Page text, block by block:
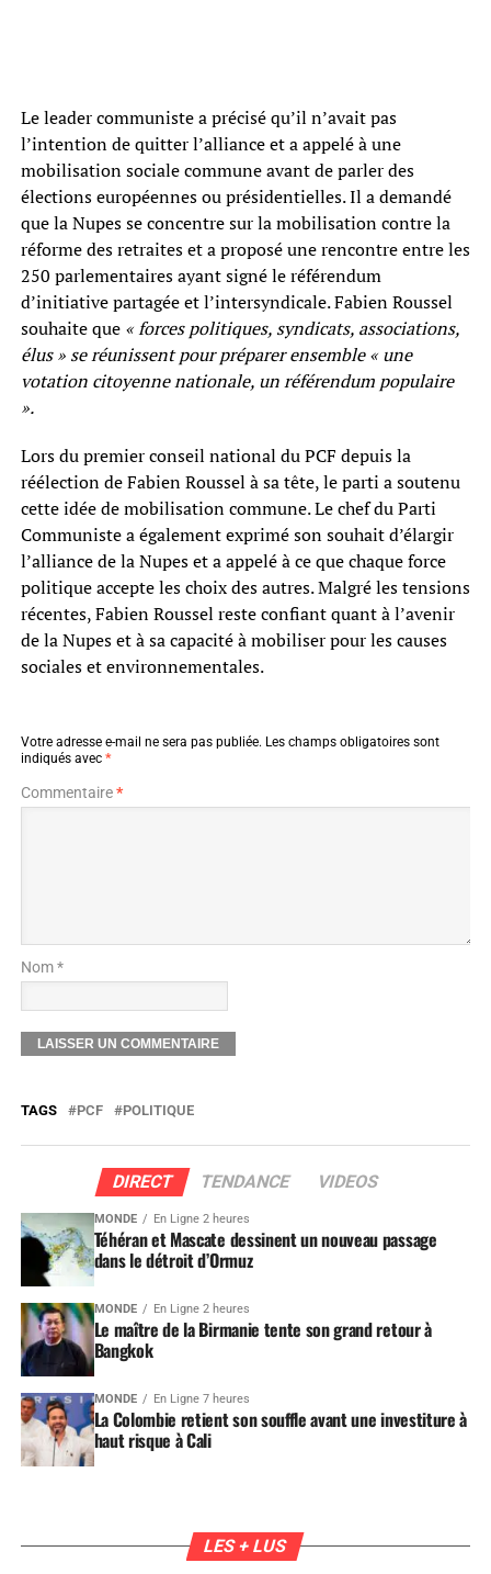
Le leader communiste a précisé qu’il n’avait pas
l’intention de quitter l’alliance et a appelé à une
mobilisation sociale commune avant de parler des
élections européennes ou présidentielles. Il a demandé
que la Nupes se concentre sur la mobilisation contre la
réforme des retraites et a proposé une rencontre entre les
250 parlementaires ayant signé le référendum
d’initiative partagée et l’intersyndicale. Fabien Roussel
souhaite que « forces politiques, syndicats, associations,
élus » se réunissent pour préparer ensemble « une
votation citoyenne nationale, un référendum populaire
».
Lors du premier conseil national du PCF depuis la
réélection de Fabien Roussel à sa tête, le parti a soutenu
cette idée de mobilisation commune. Le chef du Parti
Communiste a également exprimé son souhait d’élargir
l’alliance de la Nupes et a appelé à ce que chaque force
politique accepte les choix des autres. Malgré les tensions
récentes, Fabien Roussel reste confiant quant à l’avenir
de la Nupes et à sa capacité à mobiliser pour les causes
sociales et environnementales.
Votre adresse e-mail ne sera pas publiée. Les champs obligatoires sont
indiqués avec *
Commentaire*
Nom *
TAGS PCF POLITIQUE
DIRECT TENDANCE VIDEOS
MONDE En Ligne 2 heures
Téhéran et Mascate dessinent un nouveau passage
dans le détroit d’Ormuz
MONDE En Ligne 2 heures
Le maître de la Birmanie tente son grand retour à
Bangkok
MONDE En Ligne 7 heures
La Colombie retient son souffle avant une investiture à
haut risque à Cali
LES + LUS